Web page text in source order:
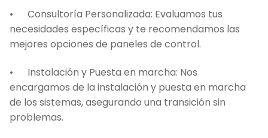
• Consultoría Personalizada: Evaluamos tus
necesidades específicas y te recomendamos las
mejores opciones de paneles de control.
• Instalación y Puesta en marcha: Nos
encargamos de la instalación y puesta en marcha
de los sistemas, asegurando una transición sin
problemas.